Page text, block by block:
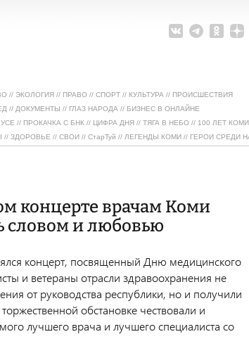
// ЭКОЛОГИЯ // ПРАВО // СПОРТ // КУЛЬТУРА // ПРОИСШЕСТВИЯ
// ДОКУМЕНТЫ // ГЛАЗ НАРОДА // БИЗНЕС В ОНЛАЙНЕ
// ПРОКАЧКА С БНК // ЦИФРА ДНЯ // ТЯГА В НЕБО // 100 ЛЕТ КОМИ
// ЗДОРОВЬЕ // СВОИ // СтарТуй // ЛЕГЕНДЫ КОМИ // ГЕРОИ СРЕДИ
концерте врачам Коми
словом и любовью
концерт, посвященный Дню медицинского
и ветераны отрасли здравоохранения не
от руководства республики, но и получили
обстановке чествовали и
лучшего врача и лучшего специалиста со